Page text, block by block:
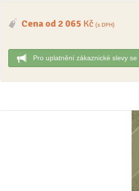
Cena od 2 065 Kč (s DPH)
Pro uplatnění zákaznické slevy se